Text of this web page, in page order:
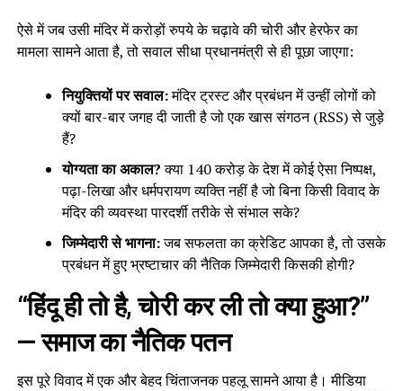
ऐसे में जब उसी मंदिर में करोड़ों रुपये के चढ़ावे की चोरी और हेरफेर का
मामला सामने आता है, तो सवाल सीधा प्रधानमंत्री से ही पूछा जाएगा:
नियुक्तियों पर सवाल:मंदिर ट्रस्ट और प्रबंधन में उन्हीं लोगों को
क्यों बार-बार जगह दी जाती है जो एक खास संगठन (RSS) से जुड़े
हैं?
योग्यता का अकाल?क्या 140 करोड़ के देश में कोई ऐसा निष्पक्ष,
पढ़ा-लिखा और धर्मपरायण व्यक्ति नहीं है जो बिना किसी विवाद के
मंदिर की व्यवस्था पारदर्शी तरीके से संभाल सके?
जिम्मेदारी से भागना:जब सफलता का क्रेडिट आपका है, तो उसके
प्रबंधन में हुए भ्रष्टाचार की नैतिक जिम्मेदारी किसकी होगी?
“हिंदू ही तो है, चोरी कर ली तो क्या हुआ?”
— समाज का नैतिक पतन
इस पूरे विवाद में एक और बेहद चिंताजनक पहलू सामने आया है। मीडिया